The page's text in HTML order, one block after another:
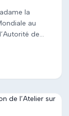
la
au
de
des
;